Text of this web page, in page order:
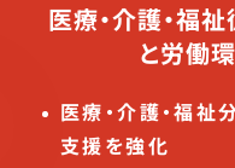
医療・介護・福
と労働
医療・介護・福祉
支援を強化